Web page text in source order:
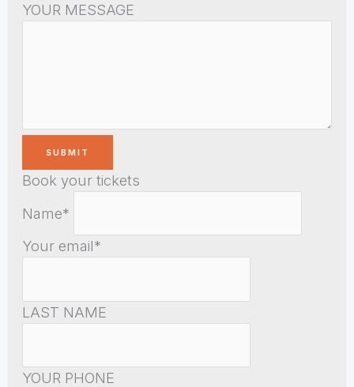
YOUR MESSAGE
Book your tickets
Name*
Your email*
LAST NAME
YOUR PHONE